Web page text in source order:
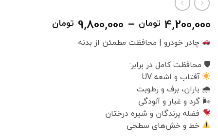
4,200,000 تومان –
9,800,000 تومان
چادر خودرو | محافظت مطمئن از بدنه
🛡 محافظت کامل در برابر:
آفتاب و اشعه UV
🌧 باران، برف و رطوبت
🌬 گرد و غبار و آلودگی
فضله پرندگان و شیره درختان
خط و خش‌های سطحی